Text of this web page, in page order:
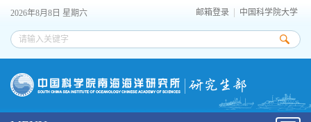
2026年8月8日 星期六 邮箱登录 中国科学院大学